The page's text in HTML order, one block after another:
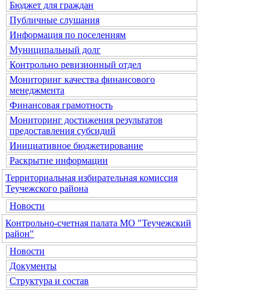
Бюджет для граждан
Публичные слушания
Информация по поселениям
Муниципальный долг
Контрольно ревизионный отдел
Мониторинг качества финансового
менеджмента
Финансовая грамотность
Мониторинг достижения результатов
предоставления субсидий
Инициативное бюджетирование
Раскрытие информации
Территориальная избирательная комиссия
Теучежского района
Новости
Контрольно-счетная палата МО "Теучежский
район"
Новости
Документы
Структура и состав